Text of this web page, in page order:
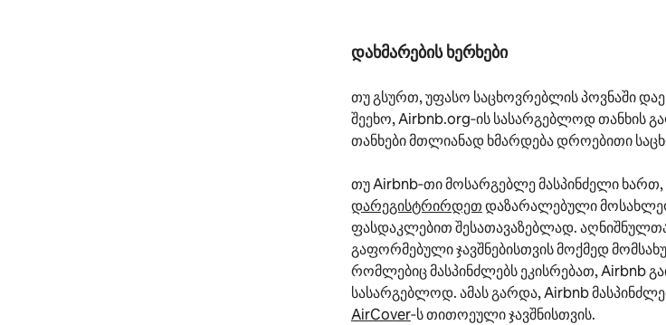
დახმარების ხერხები
თუ გსურთ, უფასო საცხოვრებლის პოვნაში
შეეხო, Airbnb.org‑ის სასარგებლოდ თანხის
თანხები მთლიანად ხმარდება დროებითი
თუ Airbnb‑თი მოსარგებლე მასპინძელი ხართ,
დარეგისტრირდეთდაზარალებული
ფასდაკლებით შესათავაზებლად.
გაფორმებული ჯავშნებისთვის მოქმედ
რომლებიც მასპინძლებს ეკისრებათ, Airbnb
სასარგებლოდ. ამას გარდა, Airbnb
AirCover‑ს თითოეული ჯავშნისთვის.